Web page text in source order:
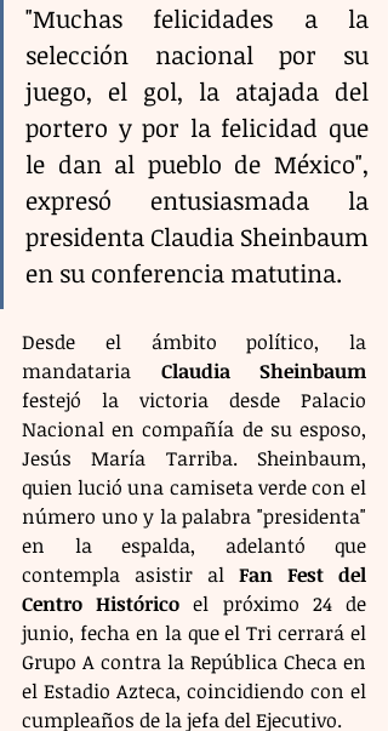
"Muchas felicidades a la
selección nacional por su
juego, el gol, la atajada del
portero y por la felicidad que
le dan al pueblo de México",
expresó entusiasmada la
presidenta Claudia Sheinbaum
en su conferencia matutina.
Desde el ámbito político, la
mandataria Claudia Sheinbaum
festejó la victoria desde Palacio
Nacional en compañía de su esposo,
Jesús María Tarriba. Sheinbaum,
quien lució una camiseta verde con el
número uno y la palabra "presidenta"
en la espalda, adelantó que
contempla asistir al Fan Fest del
Centro Histórico el próximo 24 de
junio, fecha en la que el Tri cerrará el
Grupo A contra la República Checa en
el Estadio Azteca, coincidiendo con el
cumpleaños de la jefa del Ejecutivo.